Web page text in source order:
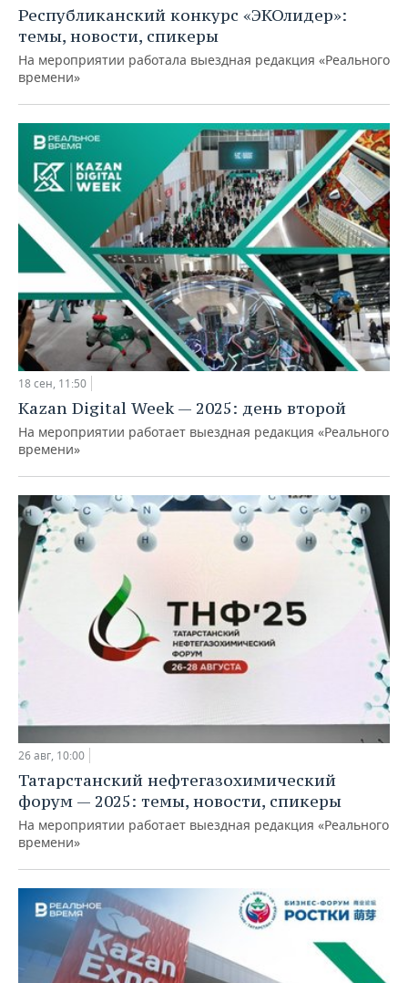
Республиканский конкурс «ЭКОлидер»:
темы, новости, спикеры
На мероприятии работала выездная редакция «Реального
времени»
18 сен, 11:50
Kazan Digital Week — 2025: день второй
На мероприятии работает выездная редакция «Реального
времени»
26 авг, 10:00
Татарстанский нефтегазохимический
форум — 2025: темы, новости, спикеры
На мероприятии работает выездная редакция «Реального
времени»